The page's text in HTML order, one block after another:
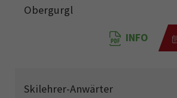
Obergurgl
INFO
Skilehrer-Anwärter